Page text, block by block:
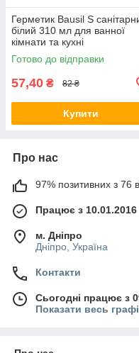
Герметик Bausil S
білий 310 мл для ванної
кімнати та кухні
Готово до відправки
57,40 ₴ 82 ₴
Купити
Про нас
97% позитивних з 76
Працює з 10.01.2016
м. Дніпро
Дніпро, Україна
Контакти
Сьогодні працює з
Показати весь